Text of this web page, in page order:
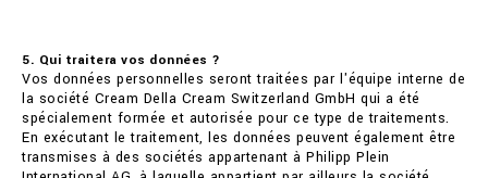
5. Qui traitera vos données ?
Vos données personnelles seront traitées par l'équipe interne de
la société Cream Della Cream Switzerland GmbH qui a été
spécialement formée et autorisée pour ce type de traitements.
En exécutant le traitement, les données peuvent également être
transmises à des sociétés appartenant à Philipp Plein